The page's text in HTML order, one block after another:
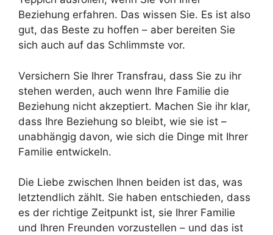
Beziehung erfahren. Das wissen Sie. Es ist also
gut, das Beste zu hoffen – aber bereiten Sie
sich auch auf das Schlimmste vor.
Versichern Sie Ihrer Transfrau, dass Sie zu ihr
stehen werden, auch wenn Ihre Familie die
Beziehung nicht akzeptiert. Machen Sie ihr klar,
dass Ihre Beziehung so bleibt, wie sie ist –
unabhängig davon, wie sich die Dinge mit Ihrer
Familie entwickeln.
Die Liebe zwischen Ihnen beiden ist das, was
letztendlich zählt. Sie haben entschieden, dass
es der richtige Zeitpunkt ist, sie Ihrer Familie
und Ihren Freunden vorzustellen – und das ist